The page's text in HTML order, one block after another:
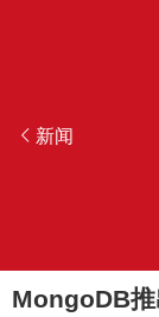
新闻
MongoDB